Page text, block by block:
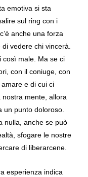
emotiva si sta
sul ring con i
anche una forza
vedere chi vincerà.
così male. Ma se ci
con il coniuge, con
e di cui ci
mente, allora
un punto doloroso.
nulla, anche se può
sfogare le nostre
di liberarcene.
esperienza indica